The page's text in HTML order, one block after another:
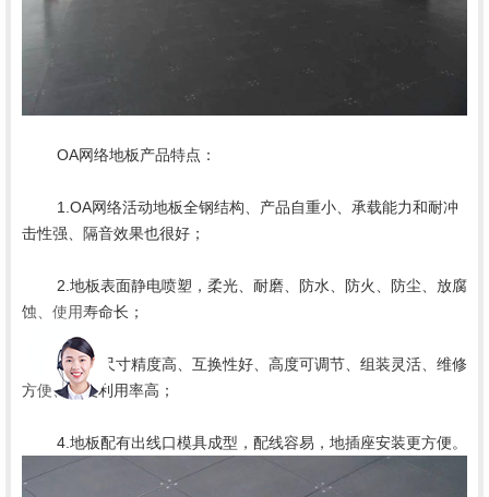
	4.地板配有出线口模具成型，配线容易，地插座安装更方便。